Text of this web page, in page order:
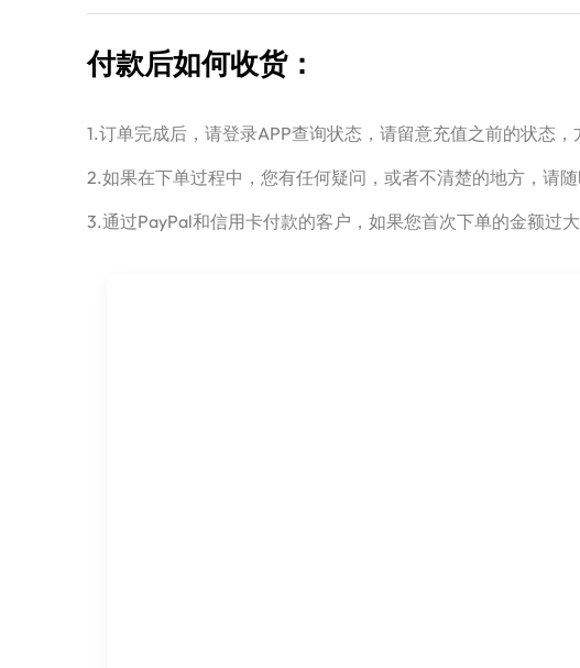
付款后如何收货：
1.订单完成后，请登录APP查询状态，请留意充值之前的状态，
2.如果在下单过程中，您有任何疑问，或者不清楚的地方，请
3.通过PayPal和信用卡付款的客户，如果您首次下单的金额过